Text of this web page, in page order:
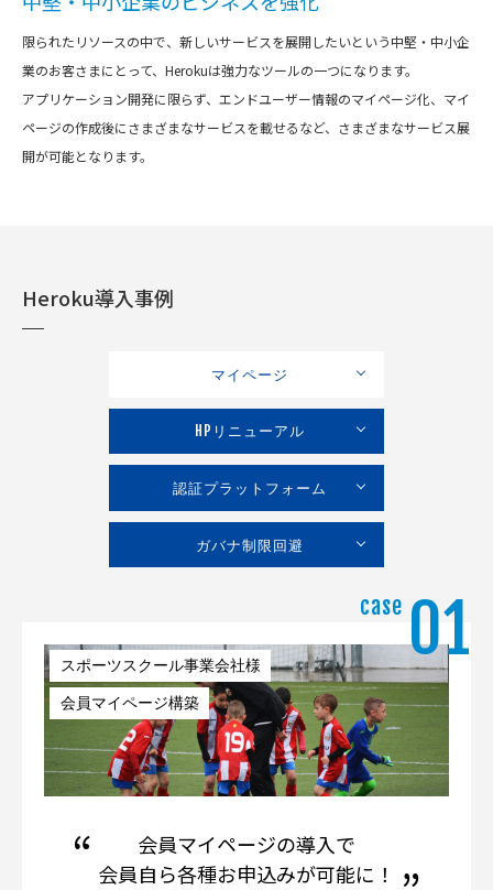
限られたリソースの中で、新しいサービスを展開したいという中堅・中小企
業のお客さまにとって、Herokuは強力なツールの一つになります。
アプリケーション開発に限らず、エンドユーザー情報のマイページ化、マイ
ページの作成後にさまざまなサービスを載せるなど、さまざまなサービス展
開が可能となります。
Heroku導入事例
マイページ
HPリニューアル
認証プラットフォーム
ガバナ制限回避
case 01
スポーツスクール事業会社様
会員マイページ構築
会員マイページの導入で
会員自ら各種お申込みが可能に！